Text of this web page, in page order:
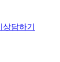
상담하기